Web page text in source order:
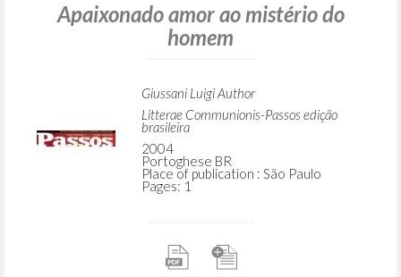
Apaixonado amor ao mistério do
homem
Giussani Luigi Author
Litterae Communionis-Passos edição
brasileira
2004
Portoghese BR
Place of publication : São Paulo
Pages: 1